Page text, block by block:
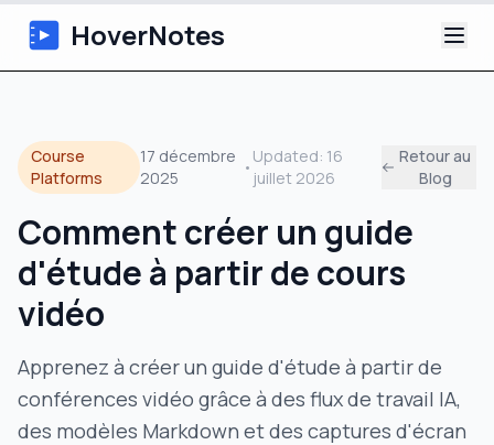
HoverNotes
Extension
Notes Vidéo IA
Tutoriels
Blog
Course
Platforms
17 décembre
2025
•
Updated: 16
juillet 2026
Retour au
Blog
Comment créer un guide
d'étude à partir de cours
vidéo
Apprenez à créer un guide d'étude à partir de
conférences vidéo grâce à des flux de travail IA,
des modèles Markdown et des captures d'écran